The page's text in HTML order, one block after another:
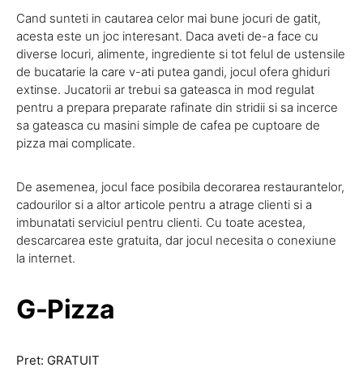
Cand sunteti in cautarea celor mai bune jocuri de gatit,
acesta este un joc interesant. Daca aveti de-a face cu
diverse locuri, alimente, ingrediente si tot felul de ustensile
de bucatarie la care v-ati putea gandi, jocul ofera ghiduri
extinse. Jucatorii ar trebui sa gateasca in mod regulat
pentru a prepara preparate rafinate din stridii si sa incerce
sa gateasca cu masini simple de cafea pe cuptoare de
pizza mai complicate.
De asemenea, jocul face posibila decorarea restaurantelor,
cadourilor si a altor articole pentru a atrage clienti si a
imbunatati serviciul pentru clienti. Cu toate acestea,
descarcarea este gratuita, dar jocul necesita o conexiune
la internet.
G-Pizza
Pret: GRATUIT